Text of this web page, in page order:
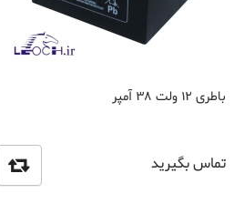
باطری 12 ولت 38 آمپر
تماس بگیرید